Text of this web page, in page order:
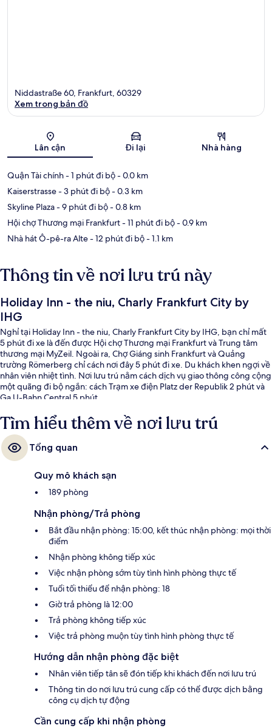
Bản đồ
Niddastraße 60, Frankfurt, 60329
Xem trong bản đồ
Lân cận Đi lại Nhà hàng
Quận Tài chính- 1 phút đi bộ- 0.0 km
Kaiserstrasse- 3 phút đi bộ- 0.3 km
Skyline Plaza- 9 phút đi bộ- 0.8 km
Hội chợ Thương mại Frankfurt- 11 phút đi bộ- 0.9 km
Nhà hát Ô-pê-ra Alte- 12 phút đi bộ- 1.1 km
Thông tin về nơi lưu trú này
Holiday Inn - the niu, Charly Frankfurt City by
IHG
Nghỉ tại Holiday Inn - the niu, Charly Frankfurt City by IHG, bạn chỉ mất
5 phút đi xe là đến được Hội chợ Thương mại Frankfurt và Trung tâm
thương mại MyZeil. Ngoài ra, Chợ Giáng sinh Frankfurt và Quảng
trường Römerberg chỉ cách nơi đây 5 phút đi xe. Du khách khen ngợi về
nhân viên nhiệt tình. Nơi lưu trú nằm cách dịch vụ giao thông công cộng
một quãng đi bộ ngắn: cách Trạm xe điện Platz der Republik 2 phút và
Ga U-Bahn Central 5 phút.
Tìm hiểu thêm về nơi lưu trú
Tổng quan
Quy mô khách sạn
189 phòng
Nhận phòng/Trả phòng
Bắt đầu nhận phòng: 15:00, kết thúc nhận phòng: mọi thời
điểm
Nhận phòng không tiếp xúc
Việc nhận phòng sớm tùy tình hình phòng thực tế
Tuổi tối thiểu để nhận phòng: 18
Giờ trả phòng là 12:00
Trả phòng không tiếp xúc
Việc trả phòng muộn tùy tình hình phòng thực tế
Hướng dẫn nhận phòng đặc biệt
Nhân viên tiếp tân sẽ đón tiếp khi khách đến nơi lưu trú
Thông tin do nơi lưu trú cung cấp có thể được dịch bằng
công cụ dịch tự động
Cần cung cấp khi nhận phòng